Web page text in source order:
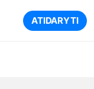
ATIDARYTI